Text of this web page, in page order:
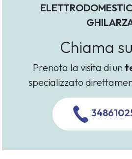
Chiama
Prenota la visita di un
specializzato